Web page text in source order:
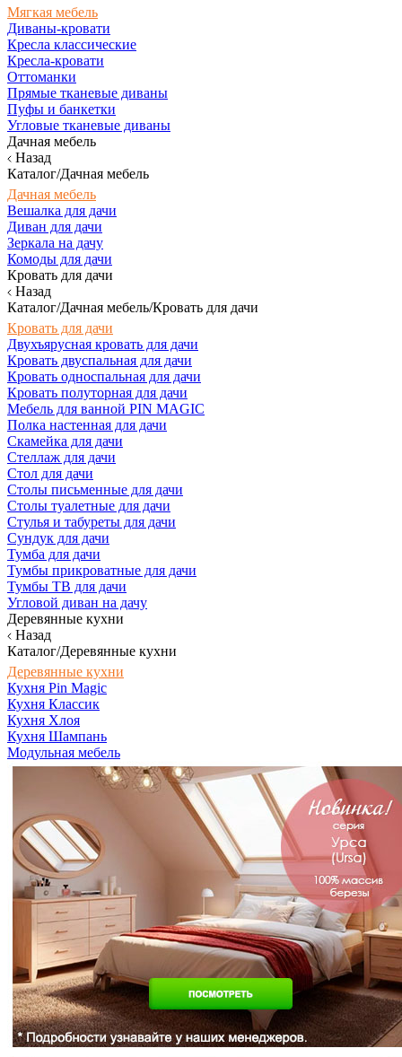
Мягкая мебель
Диваны-кровати
Кресла классические
Кресла-кровати
Оттоманки
Прямые тканевые диваны
Пуфы и банкетки
Угловые тканевые диваны
Дачная мебель
Назад
Каталог/Дачная мебель
Дачная мебель
Вешалка для дачи
Диван для дачи
Зеркала на дачу
Комоды для дачи
Кровать для дачи
Назад
Каталог/Дачная мебель/Кровать для дачи
Кровать для дачи
Двухъярусная кровать для дачи
Кровать двуспальная для дачи
Кровать односпальная для дачи
Кровать полуторная для дачи
Мебель для ванной PIN MAGIC
Полка настенная для дачи
Скамейка для дачи
Стеллаж для дачи
Стол для дачи
Столы письменные для дачи
Столы туалетные для дачи
Стулья и табуреты для дачи
Сундук для дачи
Тумба для дачи
Тумбы прикроватные для дачи
Тумбы ТВ для дачи
Угловой диван на дачу
Деревянные кухни
Назад
Каталог/Деревянные кухни
Деревянные кухни
Кухня Pin Magic
Кухня Классик
Кухня Хлоя
Кухня Шампань
Модульная мебель